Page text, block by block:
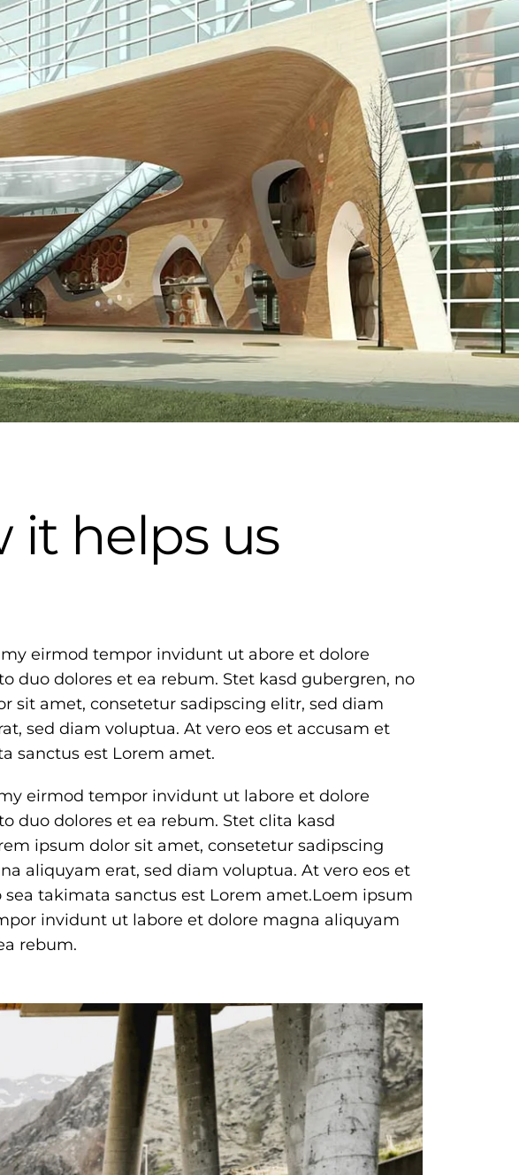
it helps us
eirmod tempor invidunt ut abore et dolore
duo dolores et ea rebum. Stet kasd gubergren, no
sit amet, consetetur sadipscing elitr, sed diam
sed diam voluptua. At vero eos et accusam et
sanctus est Lorem amet.
eirmod tempor invidunt ut labore et dolore
duo dolores et ea rebum. Stet clita kasd
ipsum dolor sit amet, consetetur sadipscing
aliquyam erat, sed diam voluptua. At vero eos et
takimata sanctus est Lorem amet.Loem ipsum
invidunt ut labore et dolore magna aliquyam
rebum.